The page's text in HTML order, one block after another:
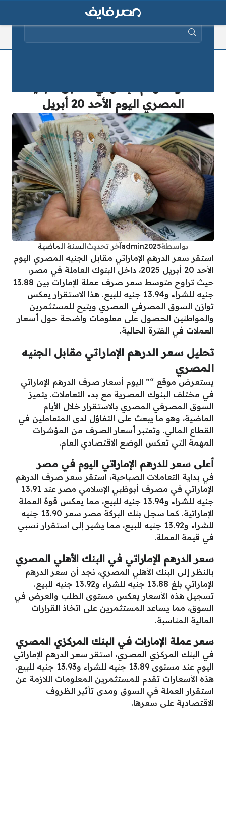
المصري اليوم الأحد 20 أبريل
بواسطةadmin2025آخر تحديثالسنة الماضية
استقر سعر الدرهم الإماراتي مقابل الجنيه المصري اليوم
الأحد 20 أبريل 2025، داخل البنوك العاملة في مصر،
حيث تراوح متوسط سعر صرف عملة الإمارات بين 13.88
جنيه للشراء و13.94 جنيه للبيع. هذا الاستقرار يعكس
توازن السوق المصرفي المصري ويتيح للمستثمرين
والمواطنين الحصول على معلومات واضحة حول أسعار
العملات في الفترة الحالية.
تحليل سعر الدرهم الإماراتي مقابل الجنيه
المصري
يستعرض موقع “” اليوم أسعار صرف الدرهم الإماراتي
في مختلف البنوك المصرية مع بدء التعاملات. يتميز
السوق المصرفي المصري بالاستقرار خلال الأيام
الماضية، وهو ما يبعث على التفاؤل لدى المتعاملين في
القطاع المالي. وتعتبر أسعار الصرف من المؤشرات
المهمة التي تعكس الوضع الاقتصادي العام.
أعلى سعر للدرهم الإماراتي اليوم في مصر
في بداية التعاملات الصباحية، استقر سعر صرف الدرهم
الإماراتي في مصرف أبوظبي الإسلامي مصر عند 13.91
جنيه للشراء و13.94 جنيه للبيع، مما يعكس قوة العملة
الإماراتية. كما سجل بنك البركة مصر سعر 13.90 جنيه
للشراء و13.92 جنيه للبيع، مما يشير إلى استقرار نسبي
في قيمة العملة.
سعر الدرهم الإماراتي في البنك الأهلي المصري
بالنظر إلى البنك الأهلي المصري، نجد أن سعر الدرهم
الإماراتي بلغ 13.88 جنيه للشراء و13.92 جنيه للبيع.
تسجيل هذه الأسعار يعكس مستوى الطلب والعرض في
السوق، مما يساعد المستثمرين على اتخاذ القرارات
المالية المناسبة.
سعر عملة الإمارات في البنك المركزي المصري
في البنك المركزي المصري، استقر سعر الدرهم الإماراتي
اليوم عند مستوى 13.89 جنيه للشراء و13.93 جنيه للبيع.
هذه الأسعارات تقدم للمستثمرين المعلومات اللازمة عن
استقرار العملة في السوق ومدى تأثير الظروف
الاقتصادية على سعرها.
البحث عن: